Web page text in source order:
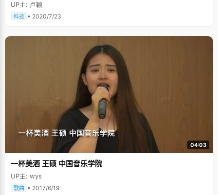
UP主: 卢颖
科技 • 2020/7/23
04:03
一杯美酒 王硕 中国音乐学院
UP主: wys
歌曲 • 2017/6/19